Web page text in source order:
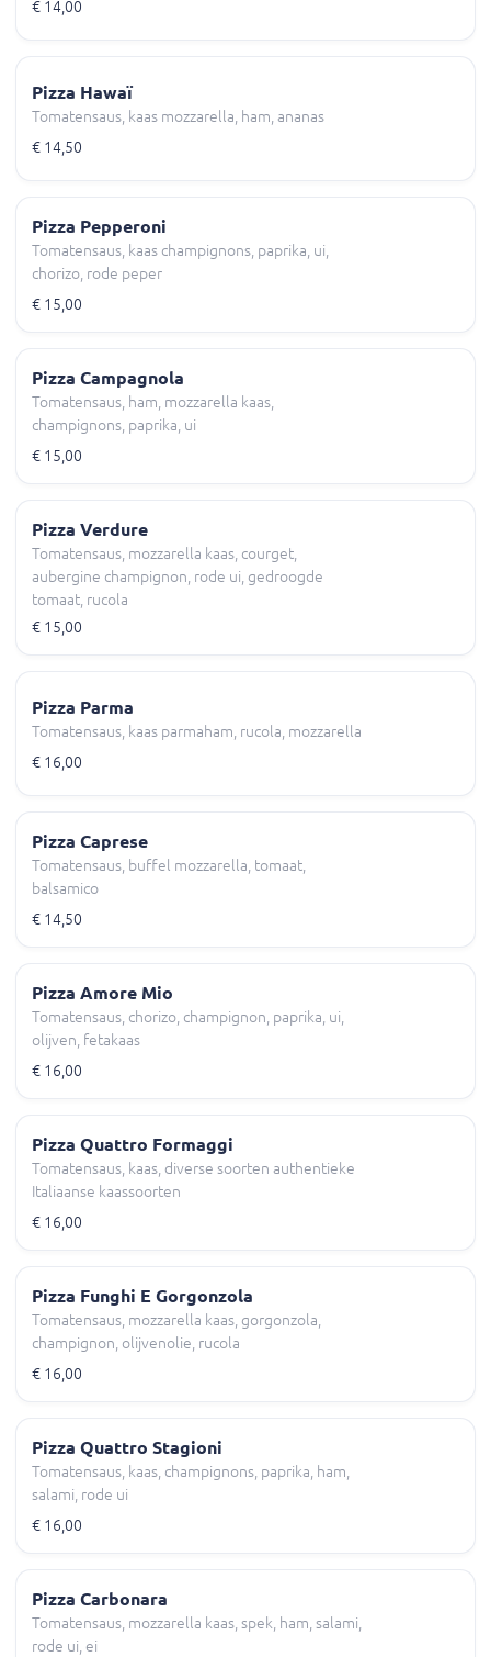
€ 14,00
Pizza Hawaï
Tomatensaus, kaas mozzarella, ham, ananas
€ 14,50
Pizza Pepperoni
Tomatensaus, kaas champignons, paprika, ui,
chorizo, rode peper
€ 15,00
Pizza Campagnola
Tomatensaus, ham, mozzarella kaas,
champignons, paprika, ui
€ 15,00
Pizza Verdure
Tomatensaus, mozzarella kaas, courget,
aubergine champignon, rode ui, gedroogde
tomaat, rucola
€ 15,00
Pizza Parma
Tomatensaus, kaas parmaham, rucola, mozzarella
€ 16,00
Pizza Caprese
Tomatensaus, buffel mozzarella, tomaat,
balsamico
€ 14,50
Pizza Amore Mio
Tomatensaus, chorizo, champignon, paprika, ui,
olijven, fetakaas
€ 16,00
Pizza Quattro Formaggi
Tomatensaus, kaas, diverse soorten authentieke
Italiaanse kaassoorten
€ 16,00
Pizza Funghi E Gorgonzola
Tomatensaus, mozzarella kaas, gorgonzola,
champignon, olijvenolie, rucola
€ 16,00
Pizza Quattro Stagioni
Tomatensaus, kaas, champignons, paprika, ham,
salami, rode ui
€ 16,00
Pizza Carbonara
Tomatensaus, mozzarella kaas, spek, ham, salami,
rode ui, ei